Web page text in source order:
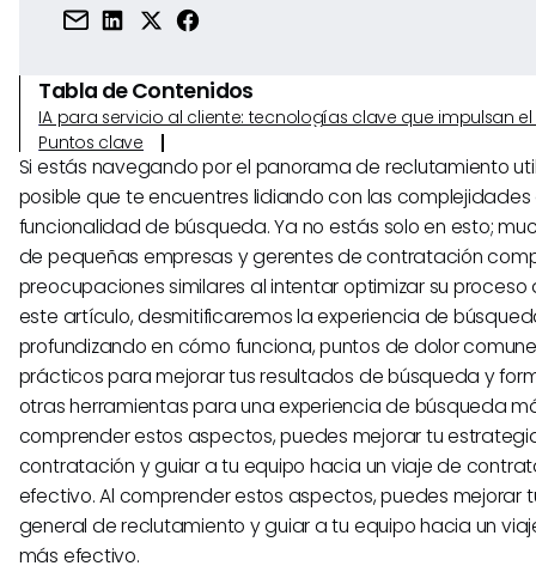
Tabla de Contenidos
IA para servicio al cliente: tecnologías clave que impulsan
Puntos clave
Si estás navegando por el panorama de reclutamiento
posible que te encuentres lidiando con las complejidades
funcionalidad de búsqueda. Ya no estás solo en esto;
de pequeñas empresas y gerentes de contratación
preocupaciones similares al intentar optimizar su proceso
este artículo, desmitificaremos la experiencia de
profundizando en cómo funciona, puntos de dolor
prácticos para mejorar tus resultados de búsqueda y
otras herramientas para una experiencia de búsqueda
comprender estos aspectos, puedes mejorar tu
contratación y guiar a tu equipo hacia un viaje de
efectivo. Al comprender estos aspectos, puedes mejorar
general de reclutamiento y guiar a tu equipo hacia un
más efectivo.